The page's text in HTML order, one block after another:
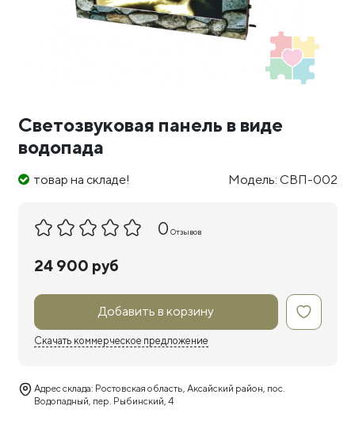
Светозвуковая панель в виде
водопада
товар на складе! Модель: СВП-002
0 Отзывов
24 900 руб
Добавить в корзину
Скачать коммерческое предложение
Адрес склада: Ростовская область, Аксайский район, пос.
Водопадный, пер. Рыбинский, 4